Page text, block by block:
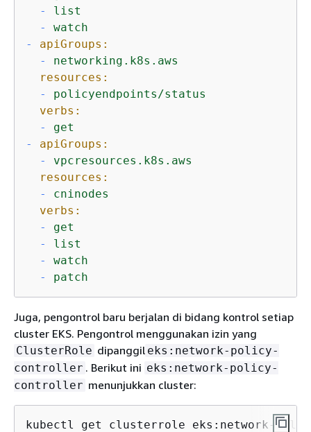
-
list
-
watch
-
apiGroups:
-
networking.k8s.aws
resources:
-
policyendpoints/status
verbs:
-
get
-
apiGroups:
-
vpcresources.k8s.aws
resources:
-
cninodes
verbs:
-
get
-
list
-
watch
-
patch
Juga, pengontrol baru berjalan di bidang kontrol setiap
cluster EKS. Pengontrol menggunakan izin yang
ClusterRole dipanggil eks:network-policy-
controller . Berikut ini eks:network-policy-
controller menunjukkan cluster:
kubectl get clusterrole eks:network-